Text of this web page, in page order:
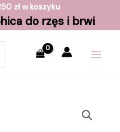
zł w koszyku
do rzęs i brwi